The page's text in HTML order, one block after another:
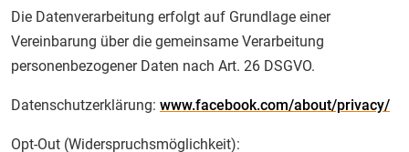
Die Datenverarbeitung erfolgt auf Grundlage einer
Vereinbarung über die gemeinsame Verarbeitung
personenbezogener Daten nach Art. 26 DSGVO.
Datenschutzerklärung: www.facebook.com/about/privacy/
Opt-Out (Widerspruchsmöglichkeit):